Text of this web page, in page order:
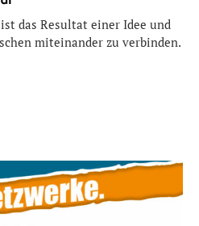
das Resultat einer Idee und
miteinander zu verbinden.